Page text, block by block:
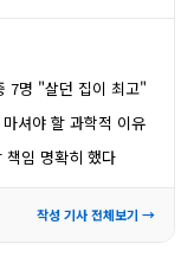
7명 "살던 집이 최고"
셔야 할 과학적 이유
임 명확히 했다
작성 기사 전체보기 →